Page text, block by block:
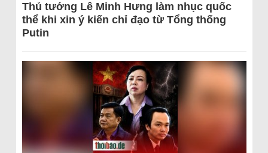
Thủ tướng Lê Minh Hưng làm nhục quốc
thể khi xin ý kiến chỉ đạo từ Tổng thống
Putin